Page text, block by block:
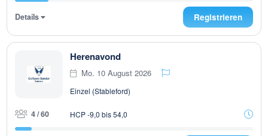
Details Registrieren
Herenavond
Mo. 10 August 2026
Einzel (Stableford)
4 / 60 HCP -9,0 bis 54,0